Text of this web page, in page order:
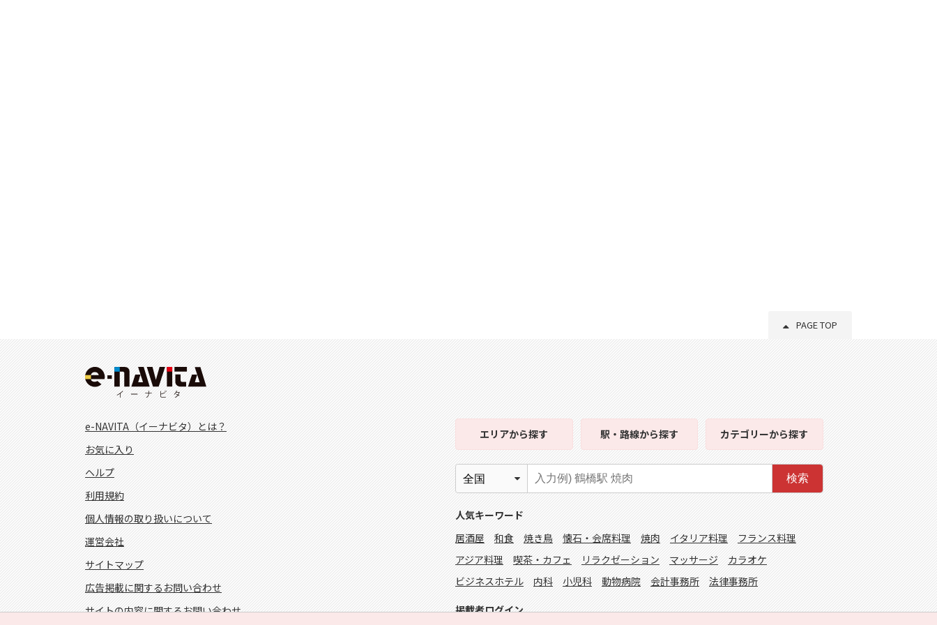
PAGE TOP
e-NAVITA（イーナビタ）とは？
お気に入り
ヘルプ
利用規約
個人情報の取り扱いについて
運営会社
サイトマップ
広告掲載に関するお問い合わせ
サイトの内容に関するお問い合わせ
エリアから探す 駅・路線から探す カテゴリーから探す
検索
人気キーワード
居酒屋
和食 焼き鳥 懐石・会席料理 焼肉 イタリア料理
フランス料理
アジア料理
喫茶・カフェ リラクゼーション マッサージ
カラオケ
ビジネスホテル
内科 小児科 動物病院 会計事務所 法律事務所
掲載者ログイン